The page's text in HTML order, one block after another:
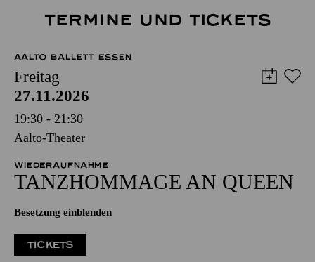
TERMINE UND TICKETS
AALTO BALLETT ESSEN
Freitag
27.11.2026
19:30 - 21:30
Aalto-Theater
WIEDERAUFNAHME
TANZ­HOMMAGE AN QUEEN
Besetzung einblenden
TICKETS